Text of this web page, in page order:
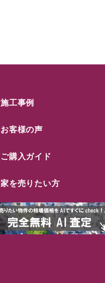
施工事例
お客様の声
ご購入ガイド
家を売りたい方